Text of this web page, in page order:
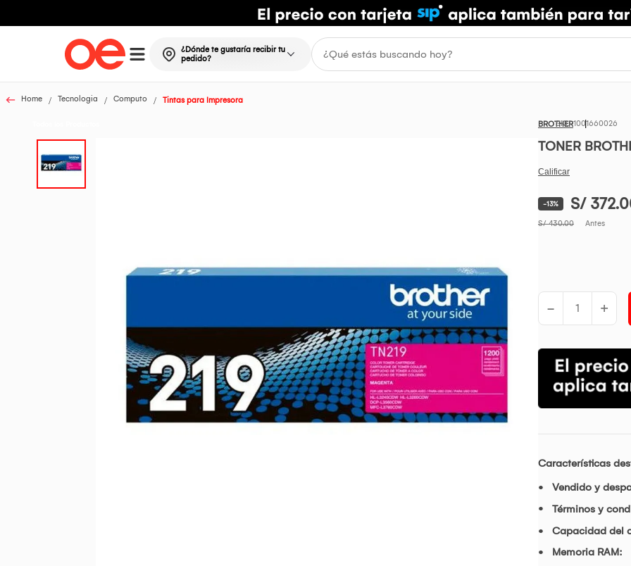
¿Dónde te gustaría recibir tu
pedido?
Home Tecnologia Computo Tintas para Impresora
BROTHER1001660026
TONER
-13% S/
S/ 430.00 Antes
- +
Características
Vendido y
Términos y
Capacidad del
Memoria RAM: